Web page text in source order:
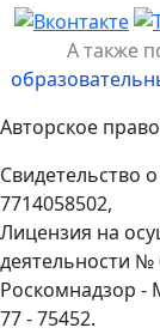
А также
Авторское
7714058502,
Лицензия на
деятельности №
77 - 75452.